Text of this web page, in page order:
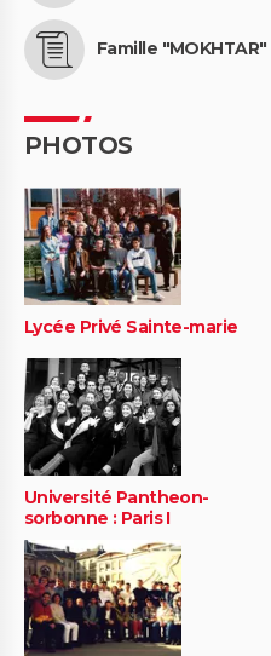
Famille "MOKHTAR"
PHOTOS
Lycée Privé Sainte-marie
Université Pantheon-
sorbonne : Paris I